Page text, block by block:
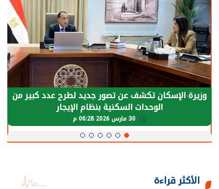
الرئيس السيسي: توقف الأنشطة في قطاع الطاقة
يحتاج إلى سنوات لعودة معدلات الإنتاج الطبيعية
الأكثر قراءة